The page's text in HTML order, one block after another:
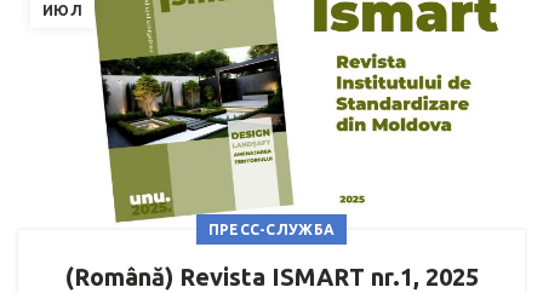
ИЮЛ
ПРЕСС-СЛУЖБА
(Română) Revista ISMART nr.1, 2025